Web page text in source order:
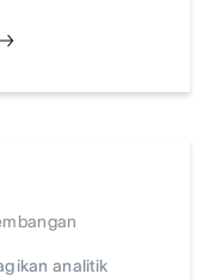
analitik